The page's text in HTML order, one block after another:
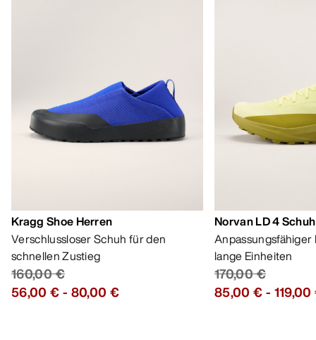
Kragg Shoe Herren
Verschlussloser Schuh für den
schnellen Zustieg
160,00 €
56,00 €- 80,00 €
Norvan LD 4
lange Einheiten
170,00 €
85,00 €-